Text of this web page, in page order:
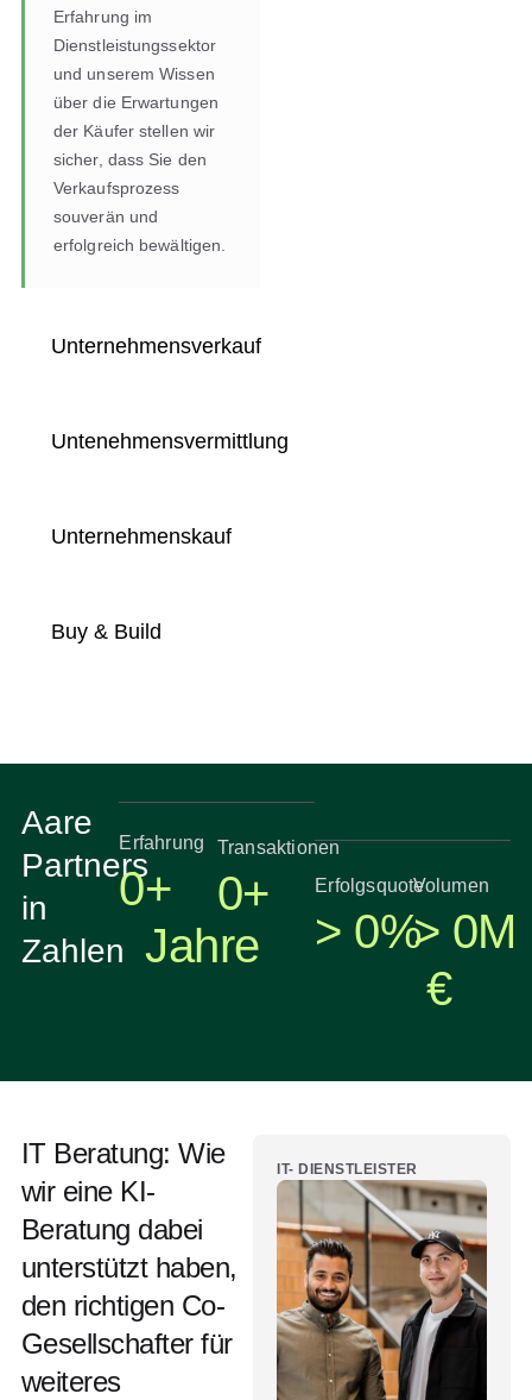
Erfahrung im
Dienstleistungssektor
und unserem Wissen
über die Erwartungen
der Käufer stellen wir
sicher, dass Sie den
Verkaufsprozess
souverän und
erfolgreich bewältigen.
Unternehmensverkauf
Untenehmensvermittlung
Unternehmenskauf
Buy & Build
Aare
Partners
in
Zahlen
Erfahrung
0+
Jahre
Transaktionen
0+ Erfolgsquote
> 0%
Volumen
>
€
0M
IT Beratung: Wie
wir eine KI-
Beratung dabei
unterstützt haben,
den richtigen Co-
Gesellschafter für
weiteres
IT- DIENSTLEISTER